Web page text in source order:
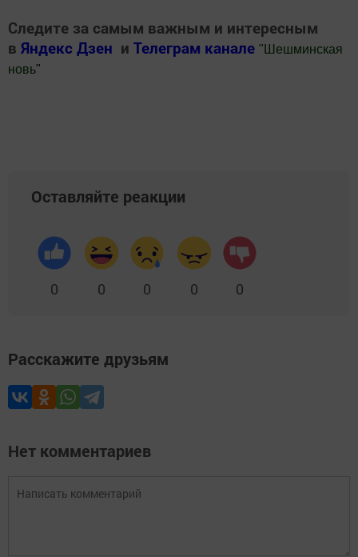
Следите за самым важным и интересным
в Яндекс Дзен и Телеграм канале " Шешминская
новь"
Оставляйте реакции
0 0 0 0 0
Расскажите друзьям
Нет комментариев